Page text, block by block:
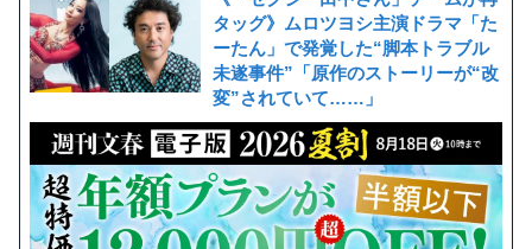
タッグ》ムロツヨシ主演ドラマ「た
ーたん」で発覚した“脚本トラブル
未遂事件”「原作のストーリーが“改
変”されていて……」